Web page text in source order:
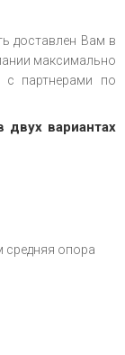
доставлен Вам в
максимально
с партнерами по
двух вариантах
опора